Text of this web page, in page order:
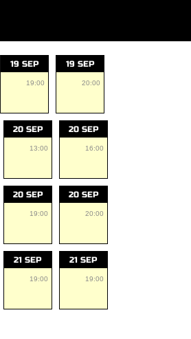
19 SEP
19:00
19 SEP
20:00
20 SEP
13:00
20 SEP
16:00
20 SEP
19:00
20 SEP
20:00
21 SEP
19:00
21 SEP
19:00